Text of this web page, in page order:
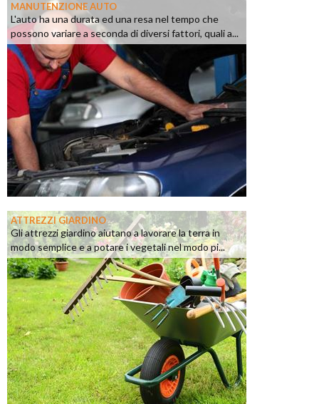
MANUTENZIONE AUTO
L'auto ha una durata ed una resa nel tempo che
possono variare a seconda di diversi fattori, quali a...
ATTREZZI GIARDINO
Gli attrezzi giardino aiutano a lavorare la terra in
modo semplice e a potare i vegetali nel modo pi...